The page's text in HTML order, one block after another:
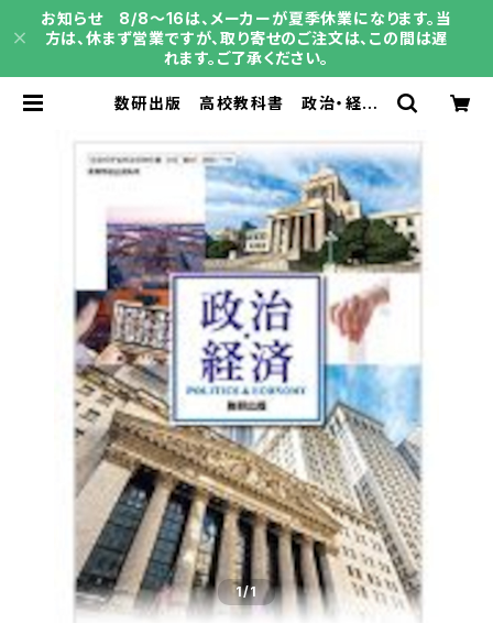
お知らせ 8/8～16は、メーカーが夏季休業になります。当
方は、休まず営業ですが、取り寄せのご注文は、この間は遅
れます。ご了承ください。
数研出版 高校教科書 政治・経済
9784410831300 ISBN-10：B0
D6P7RBD3 SKU：004000163
| 育之書店（いくのしょてん）
1/1